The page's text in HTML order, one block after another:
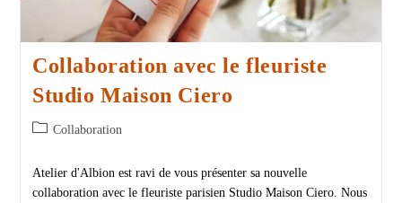
Collaboration avec le fleuriste
Studio Maison Ciero
Collaboration
Atelier d'Albion est ravi de vous présenter sa nouvelle
collaboration avec le fleuriste parisien Studio Maison Ciero. Nous